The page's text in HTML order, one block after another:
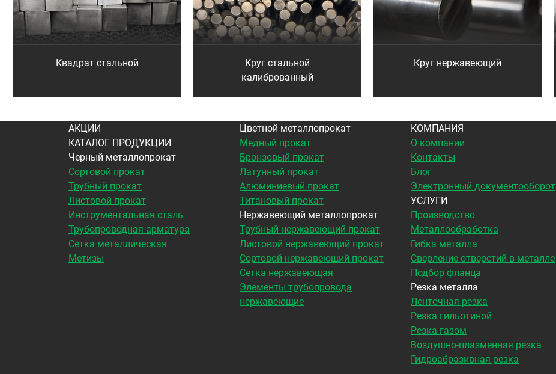
Квадрат стальной
Круг стальной
калиброванный
Круг нержавеющий
АКЦИИ
КАТАЛОГ ПРОДУКЦИИ
Черный металлопрокат
Сортовой прокат
Трубный прокат
Листовой прокат
Инструментальная сталь
Трубопроводная арматура
Сетка металлическая
Метизы
Цветной металлопрокат
Медный прокат
Бронзовый прокат
Латунный прокат
Алюминиевый прокат
Титановый прокат
Нержавеющий металлопрокат
Трубный нержавеющий прокат
Листовой нержавеющий прокат
Сортовой нержавеющий прокат
Сетка нержавеющая
Элементы трубопровода
нержавеющие
КОМПАНИЯ
О компании
Контакты
Блог
Электронный документооборот
УСЛУГИ
Производство
Металлообработка
Гибка металла
Сверление отверстий в металле
Подбор фланца
Резка металла
Ленточная резка
Резка гильотиной
Резка газом
Воздушно-плазменная резка
Гидроабразивная резка